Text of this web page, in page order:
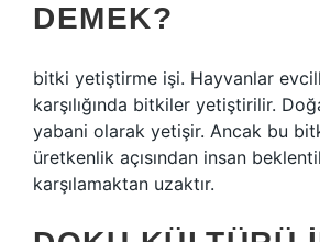
DEMEK?
bitki yetiştirme işi. Hayvanlar
karşılığında bitkiler yetiştirilir.
yabani olarak yetişir. Ancak bu
üretkenlik açısından insan
karşılamaktan uzaktır.